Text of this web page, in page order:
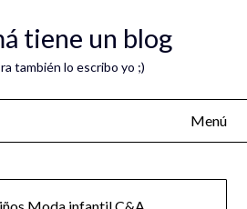
tiene un blog
también lo escribo yo ;)
Menú